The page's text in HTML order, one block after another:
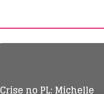
Crise no PL: Michelle